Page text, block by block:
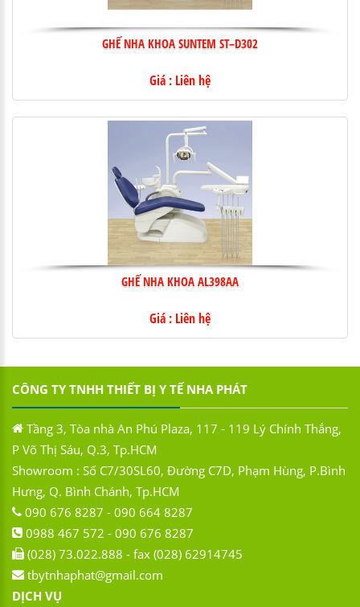
GHẾ NHA KHOA SUNTEM ST–D302
Giá : Liên hệ
GHẾ NHA KHOA AL398AA
Giá : Liên hệ
CÔNG TY TNHH THIẾT BỊ Y TẾ NHA PHÁT
Tầng 3, Tòa nhà An Phú Plaza, 117 - 119 Lý Chính Thắng,
P Võ Thị Sáu, Q.3, Tp.HCM
Showroom : Số C7/30SL60, Đường C7D, Phạm Hùng, P.Bình
Hưng, Q. Bình Chánh, Tp.HCM
090 676 8287 - 090 664 8287
0988 467 572 - 090 676 8287
(028) 73.022.888 - fax (028) 62914745
tbytnhaphat@gmail.com
DỊCH VỤ